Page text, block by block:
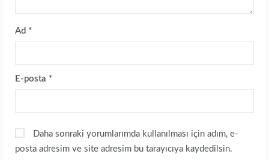
Ad *
E-posta *
Daha sonraki yorumlarımda kullanılması için adım, e-
posta adresim ve site adresim bu tarayıcıya kaydedilsin.